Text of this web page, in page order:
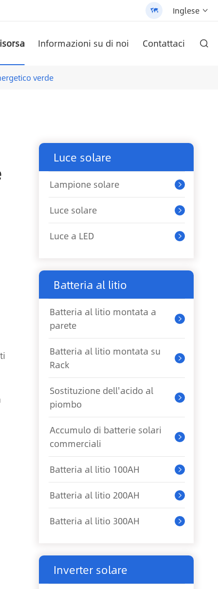
 Inglese 
Informazioni su di noi Contattaci 
verde
Luce solare
Lampione solare 
Luce solare 
Luce a LED 
Batteria al litio
Batteria al litio montata a
parete

Batteria al litio montata su
Rack

Sostituzione dell'acido al
piombo

Accumulo di batterie solari
commerciali

Batteria al litio 100AH 
Batteria al litio 200AH 
Batteria al litio 300AH 
Inverter solare